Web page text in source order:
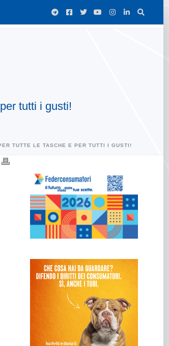
tutti i gusti!
TUTTE LE TASCHE E PER TUTTI I GUSTI!